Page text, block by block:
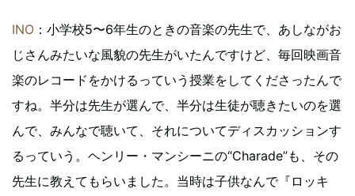
INO ：小学校5〜6年生のときの音楽の先生で、あしながお
じさんみたいな風貌の先生がいたんですけど、毎回映画音
楽のレコードをかけるっていう授業をしてくださったんで
すね。半分は先生が選んで、半分は生徒が聴きたいのを選
んで、みんなで聴いて、それについてディスカッションす
るっていう。ヘンリー・マンシーニの“Charade”も、その
先生に教えてもらいました。当時は子供なんで『ロッキ